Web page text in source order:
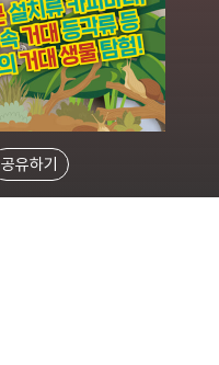
공유하기